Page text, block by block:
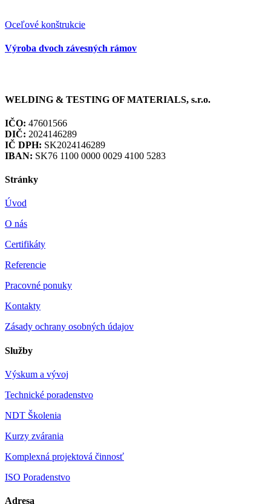
Oceľové konštrukcie
Výroba dvoch závesných rámov
WELDING & TESTING OF MATERIALS, s.r.o.
IČO: 47601566
DIČ: 2024146289
IČ DPH: SK2024146289
IBAN: SK76 1100 0000 0029 4100 5283
Stránky
Úvod
O nás
Certifikáty
Referencie
Pracovné ponuky
Kontakty
Zásady ochrany osobných údajov
Služby
Výskum a vývoj
Technické poradenstvo
NDT Školenia
Kurzy zvárania
Komplexná projektová činnosť
ISO Poradenstvo
Adresa